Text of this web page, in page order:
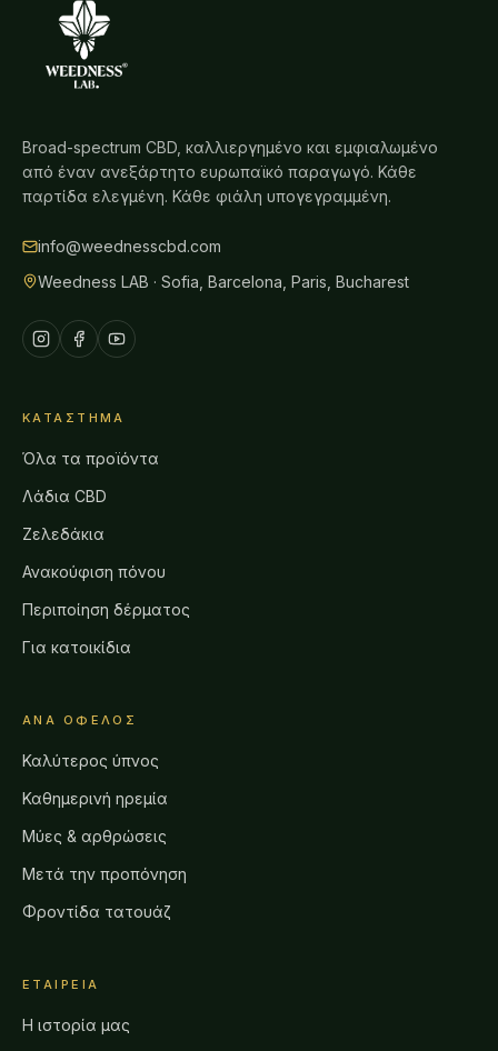
Broad-spectrum CBD, καλλιεργημένο και εμφιαλωμένο
από έναν ανεξάρτητο ευρωπαϊκό παραγωγό. Κάθε
παρτίδα ελεγμένη. Κάθε φιάλη υπογεγραμμένη.
info@weednesscbd.com
Weedness LAB · Sofia, Barcelona, Paris, Bucharest
ΚΑΤΆΣΤΗΜΑ
Όλα τα προϊόντα
Λάδια CBD
Ζελεδάκια
Ανακούφιση πόνου
Περιποίηση δέρματος
Για κατοικίδια
ΑΝΆ ΌΦΕΛΟΣ
Καλύτερος ύπνος
Καθημερινή ηρεμία
Μύες & αρθρώσεις
Μετά την προπόνηση
Φροντίδα τατουάζ
ΕΤΑΙΡΕΊΑ
Η ιστορία μας